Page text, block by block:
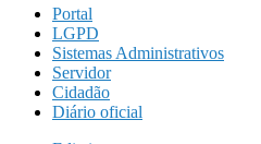
Portal
LGPD
Sistemas Administrativos
Servidor
Cidadão
Diário oficial